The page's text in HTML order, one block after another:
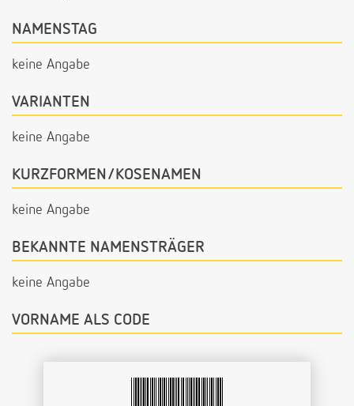
NAMENSTAG
keine Angabe
VARIANTEN
keine Angabe
KURZFORMEN/KOSENAMEN
keine Angabe
BEKANNTE NAMENSTRÄGER
keine Angabe
VORNAME ALS CODE